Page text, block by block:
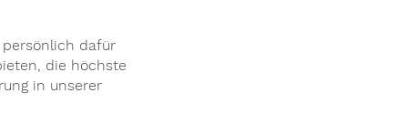
persönlich dafür
die höchste
in unserer